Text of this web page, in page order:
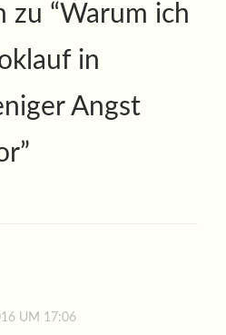
zu “Warum ich
in
Angst
”
UM 17:06